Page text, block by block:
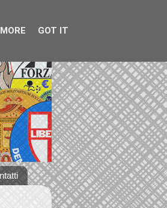
GOT IT